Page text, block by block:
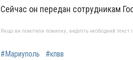
Сейчас он передан сотрудникам
Якщо ви помітили помилку, виділіть необхідний текст
#Мариуполь #кпвв